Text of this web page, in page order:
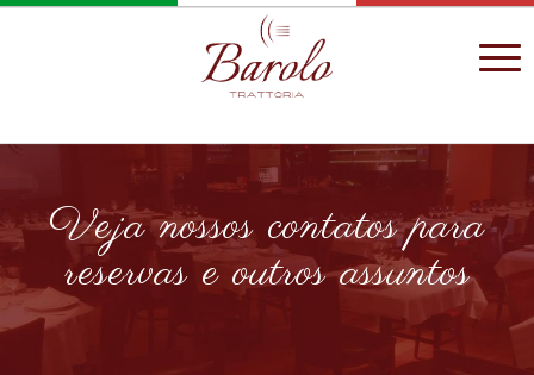
Veja nossos contatos para
reservas e outros assuntos